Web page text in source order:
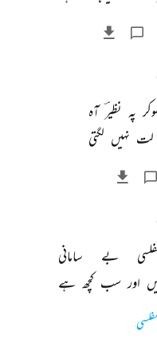
پہ نظیرؔ آہ
لت نہیں لگتی
بے
سامانی
اور سب کچھ ہے